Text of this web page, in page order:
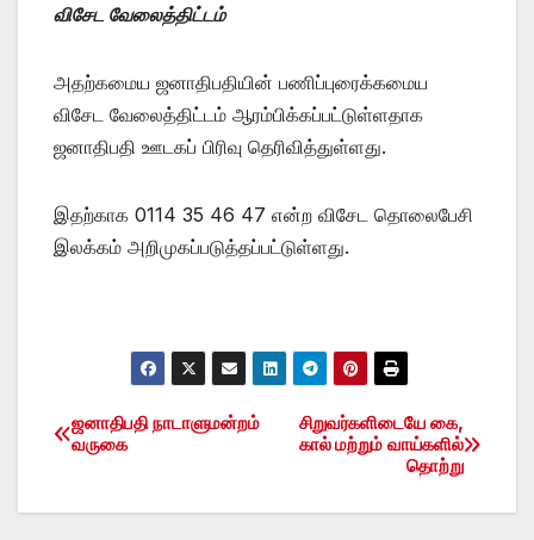
விசேட வேலைத்திட்டம்
அதற்கமைய ஜனாதிபதியின் பணிப்புரைக்கமைய
விசேட வேலைத்திட்டம் ஆரம்பிக்கப்பட்டுள்ளதாக
ஜனாதிபதி ஊடகப் பிரிவு தெரிவித்துள்ளது.
இதற்காக 0114 35 46 47 என்ற விசேட தொலைபேசி
இலக்கம் அறிமுகப்படுத்தப்பட்டுள்ளது.
Post
சிறுவர்களிடையே கை,
கால் மற்றும் வாய்களில்
தொற்று
ஜனாதிபதி நாடாளுமன்றம்
வருகை